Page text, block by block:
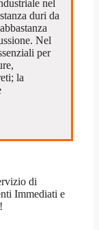
nel
duri da
Nel
per
la
di
Immediati e